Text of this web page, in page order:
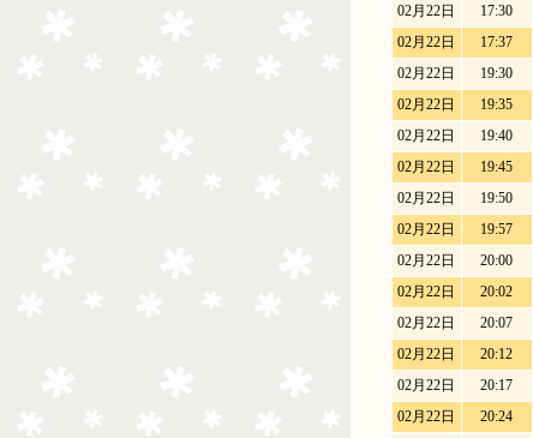
02月22日
17:30
02月22日
17:37
02月22日
19:30
02月22日
19:35
02月22日
19:40
02月22日
19:45
02月22日
19:50
02月22日
19:57
02月22日
20:00
02月22日
20:02
02月22日
20:07
02月22日
20:12
02月22日
20:17
02月22日
20:24